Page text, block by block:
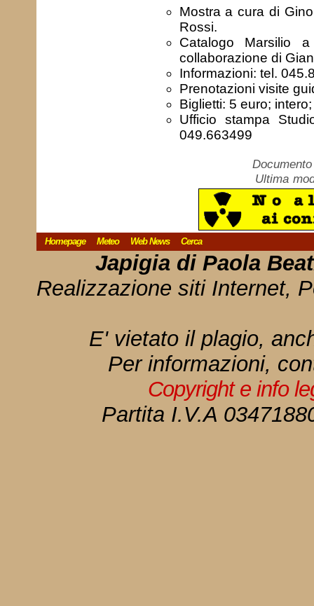
Mostra a cura di
Rossi.
Catalogo Marsilio
collaborazione di
Informazioni: tel.
Prenotazioni visite
Biglietti: 5 euro;
Ufficio stampa
049.663499
Ultima
Homepage Meteo Web News Cerca
Japigia di Paola
Realizzazione siti Internet,
E' vietato il plagio,
Per informazioni,
Copyright e info
Partita I.V.A